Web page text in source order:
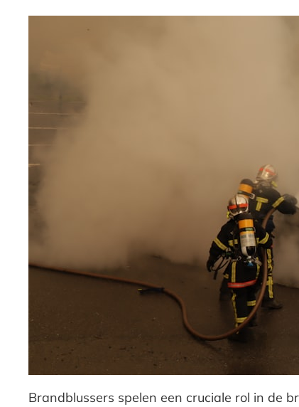
Brandblussers spelen een cruciale rol in de